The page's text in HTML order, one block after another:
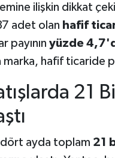
ilişkin dikkat
adet olan hafif
payının yüzde
marka, hafif ticaride
21
ayda toplam 21